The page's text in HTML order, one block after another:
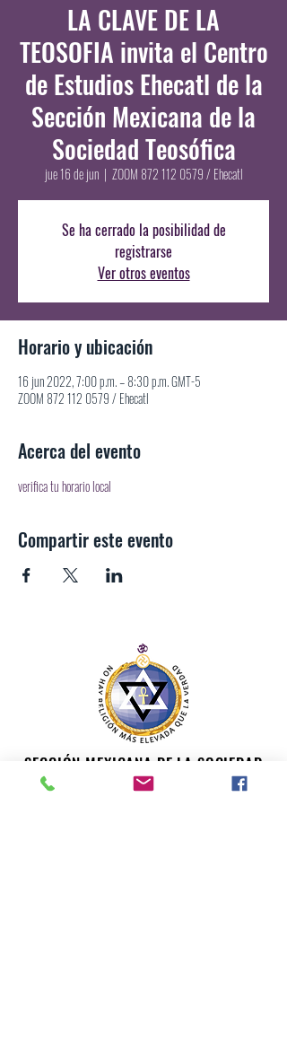
LA CLAVE DE LA
TEOSOFIA invita el Centro
de Estudios Ehecatl de la
Sección Mexicana de la
Sociedad Teosófica
jue 16 de jun
  |
ZOOM 872 112 0579 / Ehecatl
Se ha cerrado la posibilidad de
registrarse
Ver otros eventos
Horario y ubicación
16 jun 2022, 7:00 p.m. – 8:30 p.m. GMT-5
ZOOM 872 112 0579 / Ehecatl
Acerca del evento
verifica tu horario local
Compartir este evento
SECCIÓN MEXICANA DE LA SOCIEDAD
TEOSÓFICA